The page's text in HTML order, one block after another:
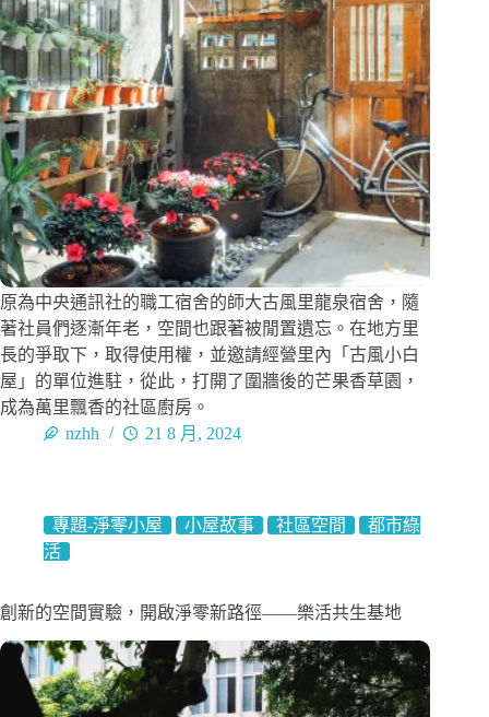
原為中央通訊社的職工宿舍的師大古風里龍泉宿舍，隨
著社員們逐漸年老，空間也跟著被閒置遺忘。在地方里
長的爭取下，取得使用權，並邀請經營里內「古風小白
屋」的單位進駐，從此，打開了圍牆後的芒果香草園，
成為萬里飄香的社區廚房。
nzhh
21 8 月, 2024
專題-淨零小屋 小屋故事 社區空間
都市綠
活
創新的空間實驗，開啟淨零新路徑——樂活共生基地